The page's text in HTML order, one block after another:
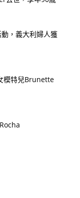
，義大利婦人獲
模特兒Brunette